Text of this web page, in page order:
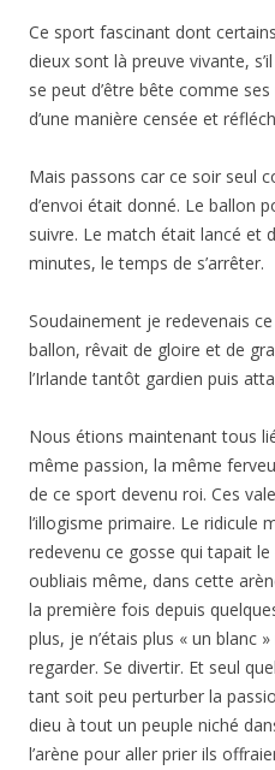
Ce sport fascinant dont
dieux sont là preuve vivante,
se peut d’être bête comme
d’une manière censée et
Mais passons car ce soir seul
d’envoi était donné. Le ballon
suivre. Le match était lancé et
minutes, le temps de s’arrêter.
Soudainement je redevenais
ballon, rêvait de gloire et de
l’Irlande tantôt gardien puis
Nous étions maintenant tous
même passion, la même
de ce sport devenu roi. Ces
l’illogisme primaire. Le ridicule
redevenu ce gosse qui tapait le
oubliais même, dans cette
la première fois depuis
plus, je n’étais plus « un blanc
regarder. Se divertir. Et seul
tant soit peu perturber la
dieu à tout un peuple niché
l’arène pour aller prier ils